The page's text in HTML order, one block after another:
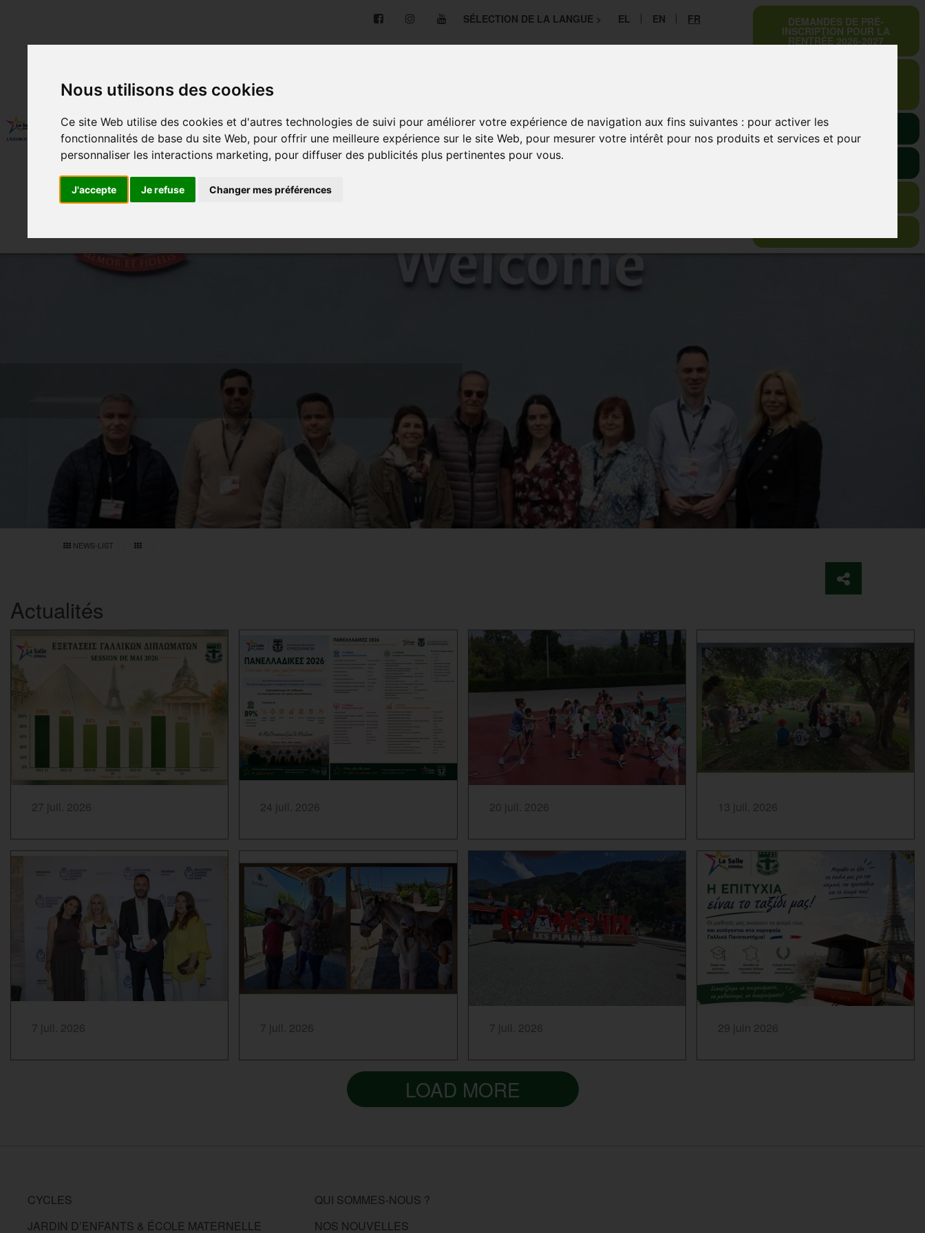
Nous utilisons des cookies
Ce site Web utilise des cookies et d'autres technologies de suivi pour améliorer votre expérience de navigation aux fins suivantes : pour activer les
fonctionnalités de base du site Web, pour offrir une meilleure expérience sur le site Web, pour mesurer votre intérêt pour nos produits et services et pour
personnaliser les interactions marketing, pour diffuser des publicités plus pertinentes pour vous.
J'accepte Je refuse Changer mes préférences
SÉLECTION DE LA LANGUE > EL EN FR
CYCLES INSTALLATIONS
CONSERVATOIRE
BUREAU D’ORIENTATION SCOLAIRE ET PROFESSIONNELLE
LANGUES ÉTRANGÈRES RÉSEAU LA SALLE
DEMANDES DE PRÉ-
INSCRIPTION POUR LA
RENTRÉE 2026-2027
E-URSULINES
NEWS-LIST
Actualités
27 juil. 2026
24 juil. 2026
20 juil. 2026
13 juil. 2026
7 juil. 2026
7 juil. 2026
7 juil. 2026
29 juin 2026
LOAD MORE
CYCLES
JARDIN D’ENFANTS & ÉCOLE MATERNELLE
QUI SOMMES-NOUS ?
NOS NOUVELLES